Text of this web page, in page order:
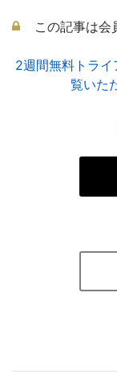
この記事は会
2週間無料トラ
覧いた